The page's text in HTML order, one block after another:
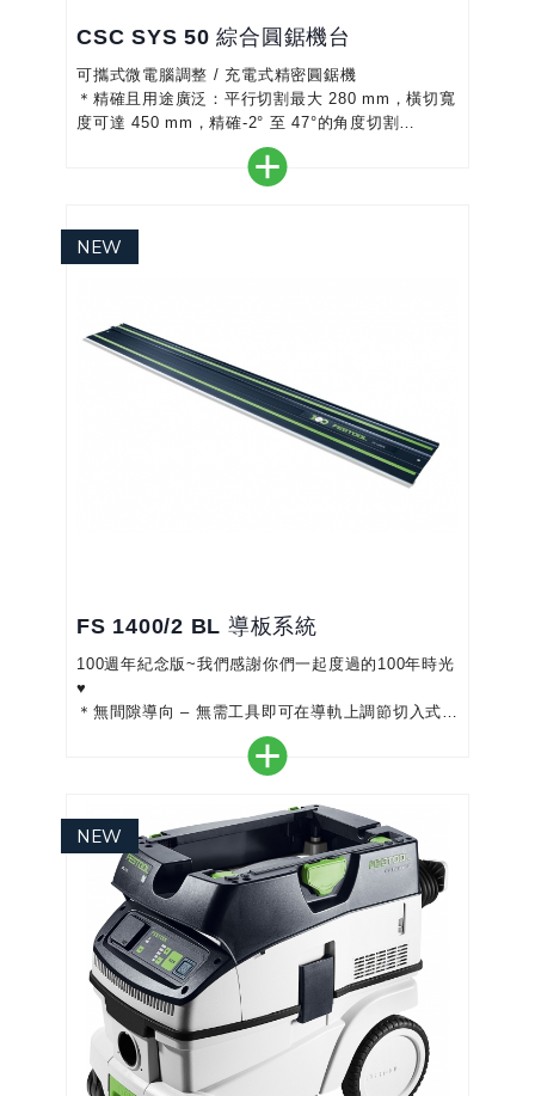
CSC SYS 50 綜合圓鋸機台
可攜式微電腦調整 / 充電式精密圓鋸機
＊精確且用途廣泛：平行切割最大 280 mm，橫切寬
度可達 450 mm，精確-2° 至 47°的角度切割
＊移動方便容易：您可以隨身CSC SYS 50，無論您
＊微電腦數位化操作：可以使用顯示器電動調整高健
康的工作
FS 1400/2 BL 導板系統
100週年紀念版~我們感謝你們一起度過的100年時光
♥
＊無間隙導向 – 無需工具即可在導軌上調節切入式圓
＊乾淨切割 – 即使在進行角度切割時，緊貼防撕裂膠
＊準確工作 – 用於銑機的導向擋板確保准確開槽
＊快速對角切割 – 利用導板和組合斜角規可以容易地
從工件或牆壁上傳遞角度